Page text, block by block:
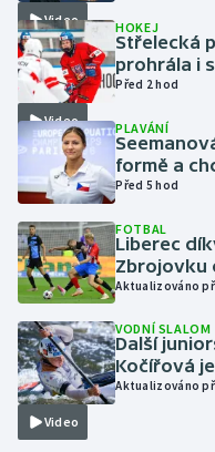
Házená
Jezdectví
Judo
Krasobruslení
Lezení
Lyže a snowboard
Moderní pětiboj
Motorsport
Video
Video
HOKEJ
Střelecká
prohrála i
Před 2 hod
PLAVÁNÍ
formě a
Před 5 hod
FOTBAL
Liberec
Zbrojovku
Aktualizováno
Video
VODNÍ SLALOM
Další
Kočířová
Aktualizováno